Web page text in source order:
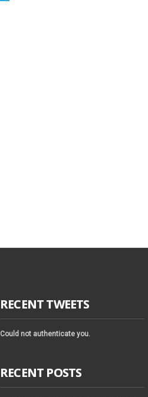
RECENT TWEETS
Could not authenticate you.
RECENT POSTS